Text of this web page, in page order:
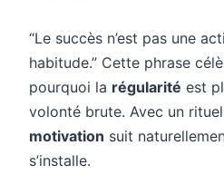
“Le succès n’est pas une
habitude.” Cette phrase
pourquoi la régularité est
volonté brute. Avec un
motivation suit
s’installe.